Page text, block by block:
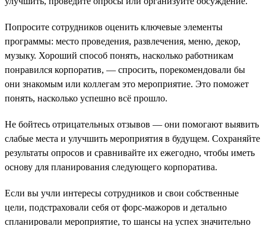
Попросите сотрудников оценить ключевые элементы
программы: место проведения, развлечения, меню, декор,
музыку. Хороший способ понять, насколько работникам
понравился корпоратив, — спросить, порекомендовали бы
они знакомым или коллегам это мероприятие. Это поможет
понять, насколько успешно всё прошло.
Не бойтесь отрицательных отзывов — они помогают выявить
слабые места и улучшить мероприятия в будущем. Сохраняйте
результаты опросов и сравнивайте их ежегодно, чтобы иметь
основу для планирования следующего корпоратива.
Если вы учли интересы сотрудников и свои собственные
цели, подстраховали себя от форс-мажоров и детально
спланировали мероприятие, то шансы на успех значительно